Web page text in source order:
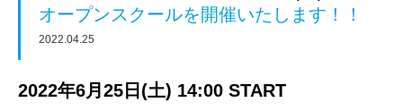
オープンスクールを開催いたします！！
2022.04.25
2022年6月25日(土) 14:00 START